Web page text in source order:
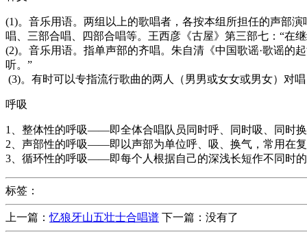
(1)。音乐用语。两组以上的歌唱者，各按本组所担任的声部
唱、三部合唱、四部合唱等。王西彦《古屋》第三部七：“在
(2)。音乐用语。指单声部的齐唱。朱自清《中国歌谣·歌谣的
听。”
(3)。有时可以专指流行歌曲的两人（男男或女女或男女）对
呼吸
1、整体性的呼吸——即全体合唱队员同时呼、同时吸、同时
2、声部性的呼吸——即以声部为单位呼、吸、换气，常用在
3、循环性的呼吸——即每个人根据自己的深浅长短作不同时
标签：
上一篇：忆狼牙山五壮士合唱谱 下一篇：没有了